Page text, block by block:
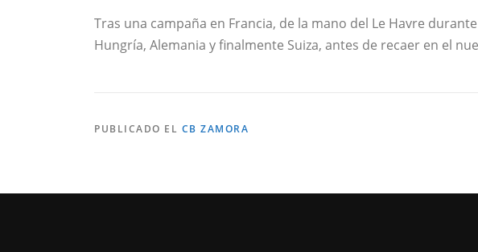
Tras una campaña en Francia, de la mano del Le Havre
Hungría, Alemania y finalmente Suiza, antes de recaer en el
PUBLICADO EL CB ZAMORA